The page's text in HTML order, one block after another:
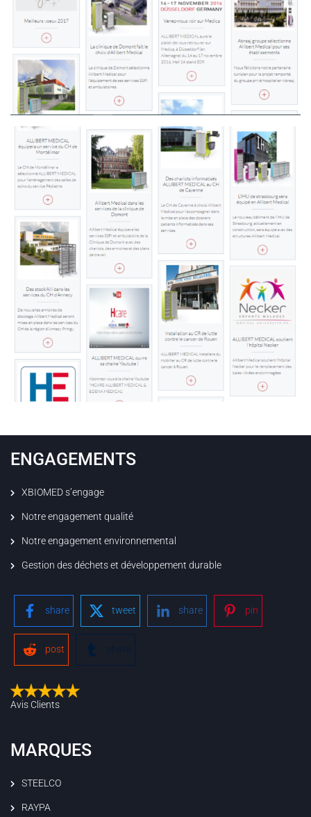
ENGAGEMENTS
XBIOMED s’engage
Notre engagement qualité
Notre engagement environnemental
Gestion des déchets et développement durable
share tweet share pin
post share
Avis Clients
MARQUES
STEELCO
RAYPA